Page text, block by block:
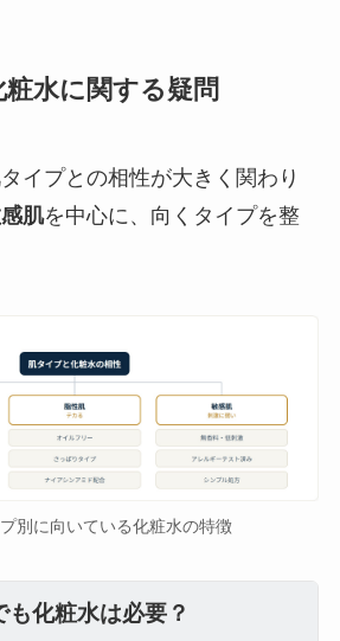
水に関する疑問
イプとの相性が大きく関わり
肌を中心に、向くタイプを整
別に向いている化粧水の特徴
化粧水は必要？